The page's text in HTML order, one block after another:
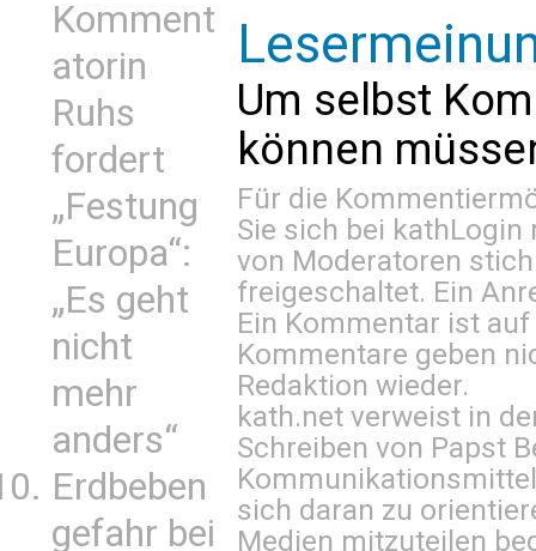
Komment
atorin
Ruhs
fordert
„Festung
Europa“:
„Es geht
nicht
mehr
anders“
Erdbeben
gefahr bei
Um selbst
können
Für die
Sie sich bei kathLogin
von Moderatoren
freigeschaltet. Ein
Ein Kommentar ist
Kommentare geben
Redaktion wieder.
kath.net verweist in
Schreiben von Papst
sich daran zu
Medien mitzuteilen